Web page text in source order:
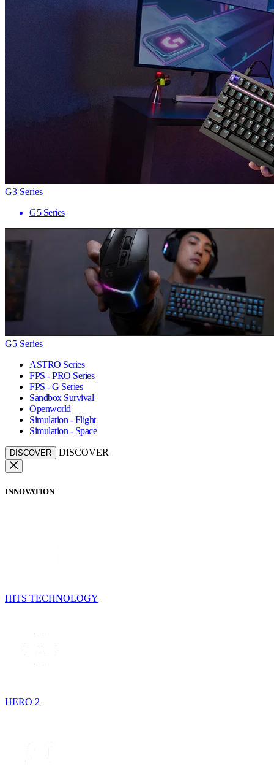
G3 Series
G5 Series
G5 Series
ASTRO Series
FPS - PRO Series
FPS - G Series
Sandbox Survival
Openworld
Simulation - Flight
Simulation - Space
DISCOVER DISCOVER
INNOVATION
HITS TECHNOLOGY
HERO 2